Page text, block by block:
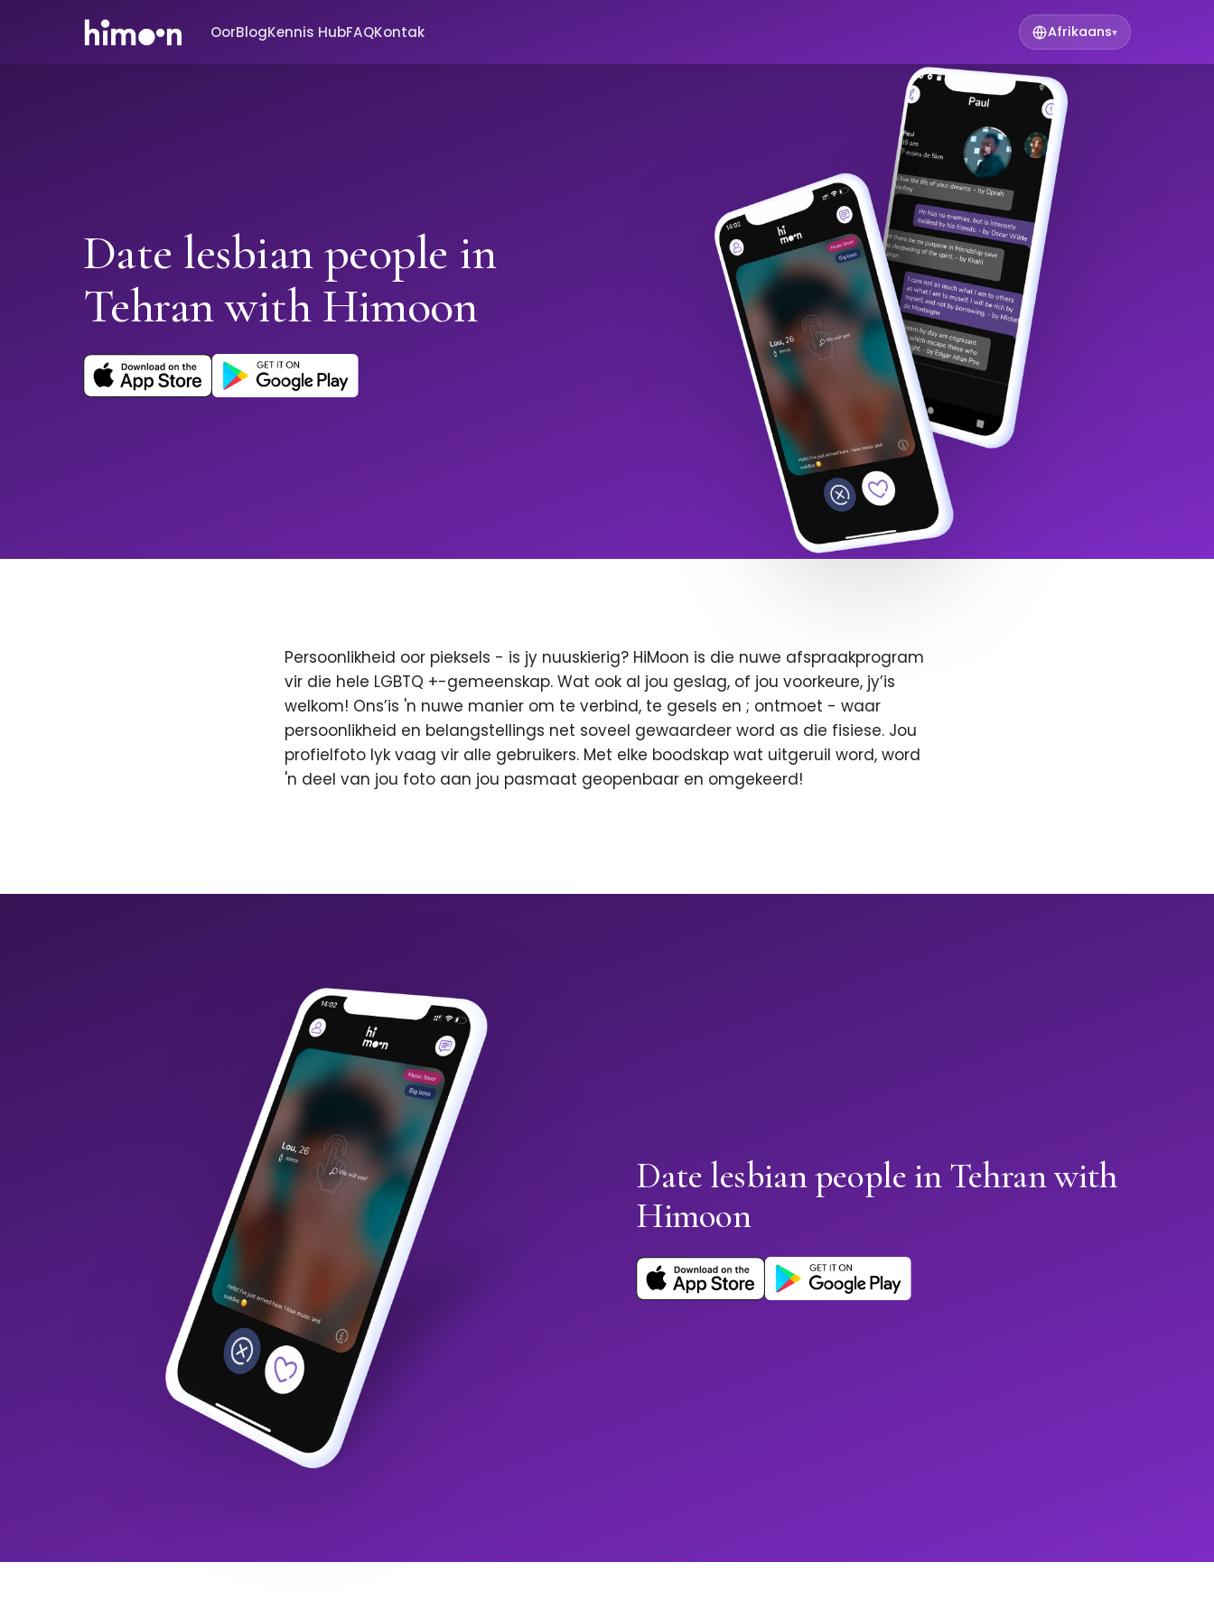
OorBlogKennis HubFAQKontak Afrikaans▾
Date lesbian people in
Tehran with Himoon
Persoonlikheid oor pieksels - is jy nuuskierig? HiMoon is die nuwe afspraakprogram
vir die hele LGBTQ +-gemeenskap. Wat ook al jou geslag, of jou voorkeure, jy’is
welkom! Ons’is 'n nuwe manier om te verbind, te gesels en ; ontmoet - waar
persoonlikheid en belangstellings net soveel gewaardeer word as die fisiese. Jou
profielfoto lyk vaag vir alle gebruikers. Met elke boodskap wat uitgeruil word, word
'n deel van jou foto aan jou pasmaat geopenbaar en omgekeerd!
Date lesbian people in Tehran with
Himoon